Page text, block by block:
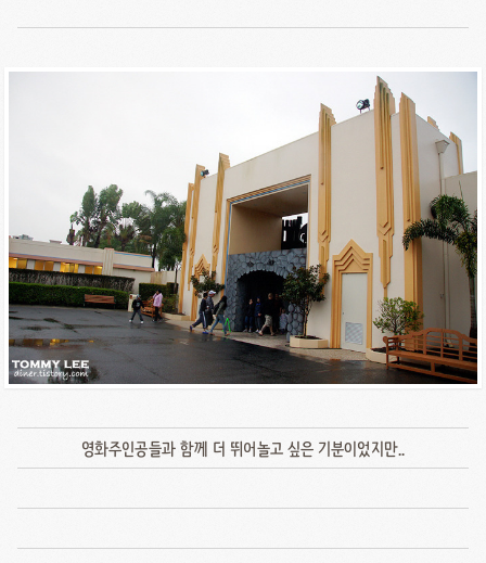
영화주인공들과 함께 더 뛰어놀고 싶은 기분이었지만..